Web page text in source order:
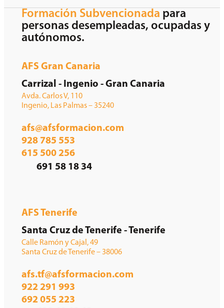
Formación Subvencionada para
personas desempleadas, ocupadas y
autónomos.
AFS Gran Canaria
Carrizal - Ingenio - Gran Canaria
Avda. Carlos V, 110
Ingenio, Las Palmas – 35240
afs@afsformacion.com
928 785 553
615 500 256
691 58 18 34
AFS Tenerife
Santa Cruz de Tenerife - Tenerife
Calle Ramón y Cajal, 49
Santa Cruz de Tenerife – 38006
afs.tf@afsformacion.com
922 291 993
692 055 223